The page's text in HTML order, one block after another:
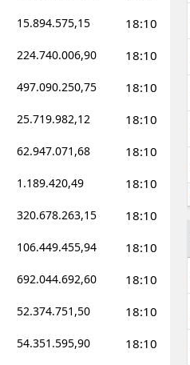
15.894.575,15 18:10
224.740.006,90 18:10
497.090.250,75 18:10
25.719.982,12 18:10
62.947.071,68 18:10
1.189.420,49 18:10
320.678.263,15 18:10
106.449.455,94 18:10
692.044.692,60 18:10
52.374.751,50 18:10
54.351.595,90 18:10